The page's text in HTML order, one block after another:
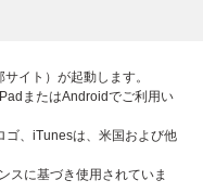
イト）が起動します。
またはAndroidでご利用い
ゴ、iTunesは、米国および他
スに基づき使用されていま